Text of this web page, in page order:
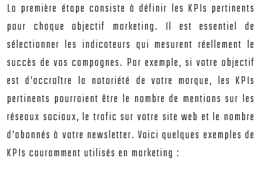
La première étape consiste à définir les KPIs pertinents
pour chaque objectif marketing. Il est essentiel de
sélectionner les indicateurs qui mesurent réellement le
succès de vos campagnes. Par exemple, si votre objectif
est d’accroître la notoriété de votre marque, les KPIs
pertinents pourraient être le nombre de mentions sur les
réseaux sociaux, le trafic sur votre site web et le nombre
d’abonnés à votre newsletter. Voici quelques exemples de
KPIs couramment utilisés en marketing :